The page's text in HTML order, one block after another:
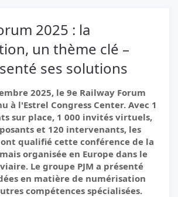
2025 : la
un thème clé –
ses solutions
2025, le 9e Railway Forum
à l'Estrel Congress Center. Avec 1
sur place, 1 000 invités virtuels,
et 120 intervenants, les
qualifié cette conférence de la
organisée en Europe dans le
Le groupe PJM a présenté
en matière de numérisation
compétences spécialisées.